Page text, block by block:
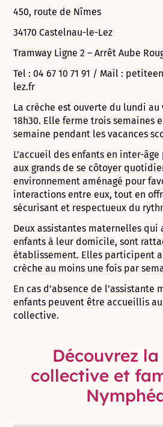
450, route de Nîmes
34170 Castelnau-le-Lez
Tramway Ligne 2 – Arrêt Aube
Tel : 04 67 10 71 91 / Mail :
lez.fr
La crèche est ouverte du lundi au
18h30. Elle ferme trois semaines
semaine pendant les vacances
L’accueil des enfants en inter-
aux grands de se côtoyer
environnement aménagé pour
interactions entre eux, tout en
sécurisant et respectueux du
Deux assistantes maternelles
enfants à leur domicile, sont
établissement. Elles participent
crèche au moins une fois par
En cas d’absence de l’assistante
enfants peuvent être accueillis
collective.
Découvrez
collective et